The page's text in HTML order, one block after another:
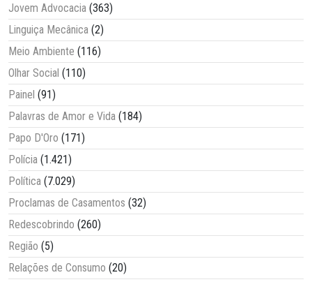
Jovem Advocacia (363)
Linguiça Mecânica (2)
Meio Ambiente (116)
Olhar Social (110)
Painel (91)
Palavras de Amor e Vida (184)
Papo D'Oro (171)
Polícia (1.421)
Política (7.029)
Proclamas de Casamentos (32)
Redescobrindo (260)
Região (5)
Relações de Consumo (20)